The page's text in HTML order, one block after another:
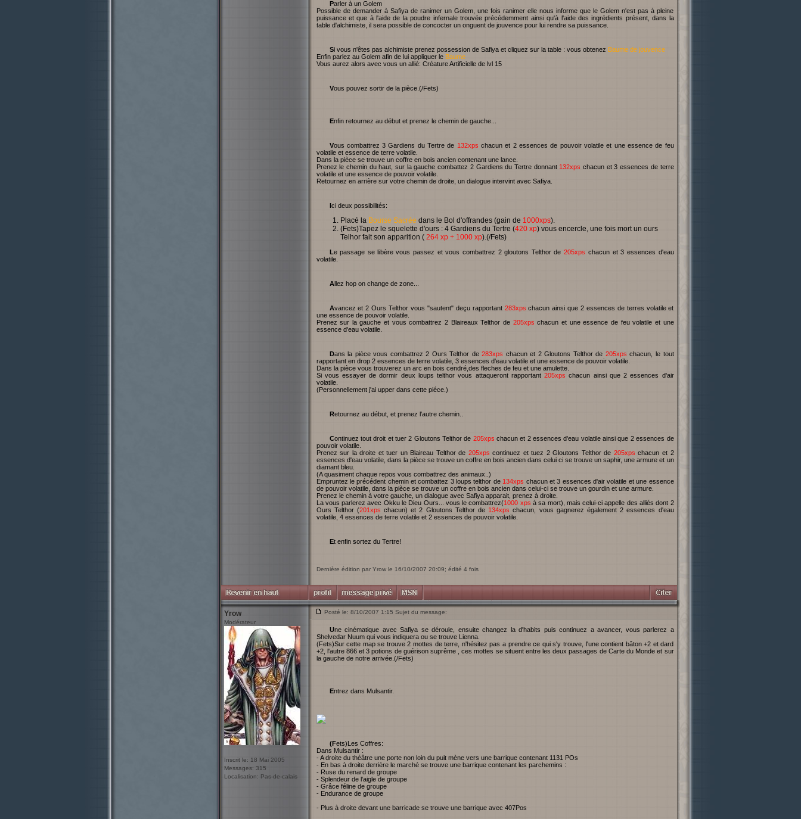
Parler à un Golem
Possible de demander à Safiya de ranimer un Golem, une fois ranimer elle nous informe que le Golem n'est pas à pleine
puissance et que à l'aide de la poudre infernale trouvée précédemment ainsi qu'à l'aide des ingrédients présent, dans la
table d'alchimiste, il sera possible de concocter un onguent de jouvence pour lui rendre sa puissance.
Si vous n'êtes pas alchimiste prenez possession de Safiya et cliquez sur la table : vous obtenez Baume de jouvence
Enfin parlez au Golem afin de lui appliquer le Baume
Vous aurez alors avec vous un allié: Créature Artificielle de lvl 15
Vous pouvez sortir de la pièce.(/Fets)
Enfin retournez au début et prenez le chemin de gauche...
Vous combattrez 3 Gardiens du Tertre de 132xps chacun et 2 essences de pouvoir volatile et une essence de feu
volatile et essence de terre volatile.
Dans la pièce se trouve un coffre en bois ancien contenant une lance.
Prenez le chemin du haut, sur la gauche combattez 2 Gardiens du Tertre donnant 132xps chacun et 3 essences de terre
volatile et une essence de pouvoir volatile.
Retournez en arrière sur votre chemin de droite, un dialogue intervint avec Safiya.
Ici deux possibilités:
Placé la Bourse Sacrée dans le Bol d'offrandes (gain de 1000xps).
(Fets)Tapez le squelette d'ours : 4 Gardiens du Tertre (420 xp) vous encercle, une fois mort un ours
Telhor fait son apparition ( 264 xp + 1000 xp).(/Fets)
Le passage se libère vous passez et vous combattrez 2 gloutons Telthor de205xps chacun et 3 essences d'eau
volatile.
Allez hop on change de zone...
Avancez et 2 Ours Telthor vous "sautent" deçu rapportant 283xps chacun ainsi que 2 essences de terres volatile et
une essence de pouvoir volatile.
Prenez sur la gauche et vous combattrez 2 Blaireaux Telthor de 205xpschacun et une essence de feu volatile et une
essence d'eau volatile.
Dans la pièce vous combattrez 2 Ours Telthor de283xps chacun et 2 Gloutons Telthor de 205xps chacun, le tout
rapportant en drop 2 essences de terre volatile, 3 essences d'eau volatile et une essence de pouvoir volatile.
Dans la pièce vous trouverez un arc en bois cendré,des fleches de feu et une amulette.
Si vous essayer de dormir deux loups telthor vous attaqueront rapportant205xps chacun ainsi que 2 essences d'air
volatile.
(Personnellement j'ai upper dans cette piéce.)
Retournez au début, et prenez l'autre chemin..
Continuez tout droit et tuer 2 Gloutons Telthor de 205xps chacun et 2 essences d'eau volatile ainsi que 2 essences de
pouvoir volatile.
Prenez sur la droite et tuer un Blaireau Telthor de 205xps continuez et tuez 2 Gloutons Telthor de 205xps chacun et 2
essences d'eau volatile, dans la pièce se trouve un coffre en bois ancien dans celui ci se trouve un saphir, une armure et un
diamant bleu.
(A quasiment chaque repos vous combattrez des animaux..)
Empruntez le précédent chemin et combattez 3 loups telthor de 134xps chacun et 3 essences d'air volatile et une essence
de pouvoir volatile, dans la pièce se trouve un coffre en bois ancien dans celui-ci se trouve un gourdin et une armure.
Prenez le chemin à votre gauche, un dialogue avec Safiya apparait, prenez à droite.
La vous parlerez avec Okku le Dieu Ours... vous le combattrez(1000 xps à sa mort), mais celui-ci appelle des alliés dont 2
Ours Telthor (201xps chacun) et 2 Gloutons Telthor de 134xps chacun, vous gagnerez également 2 essences d'eau
volatile, 4 essences de terre volatile et 2 essences de pouvoir volatile.
Et enfin sortez du Tertre!
Dernière édition par Yrow le 16/10/2007 20:09; édité 4 fois
Yrow
Modérateur
Inscrit le: 18 Mai 2005
Messages: 315
Localisation: Pas-de-calais
Posté le: 8/10/2007 1:15 Sujet du message:
Une cinématique avec Safiya se déroule, ensuite changez la d'habits puis continuez a avancer, vous parlerez a
Shelvedar Nuum qui vous indiquera ou se trouve Lienna.
(Fets)Sur cette map se trouve 2 mottes de terre, n'hésitez pas a prendre ce qui s'y trouve, l'une contient bâton +2 et dard
+2, l'autre 866 et 3 potions de guérison suprême , ces mottes se situent entre les deux passages de Carte du Monde et sur
la gauche de notre arrivée.(/Fets)
Entrez dans Mulsantir.
(Fets)Les Coffres:
Dans Mulsantir :
- A droite du théâtre une porte non loin du puit mène vers une barrique contenant 1131 POs
- En bas à droite derrière le marché se trouve une barrique contenant les parchemins :
- Ruse du renard de groupe
- Splendeur de l'aigle de groupe
- Grâce féline de groupe
- Endurance de groupe
- Plus à droite devant une barricade se trouve une barrique avec 407Pos